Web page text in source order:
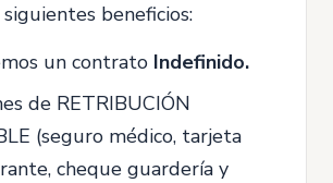
beneficios:
un contrato Indefinido.
de RETRIBUCIÓN
(seguro médico, tarjeta
cheque guardería y